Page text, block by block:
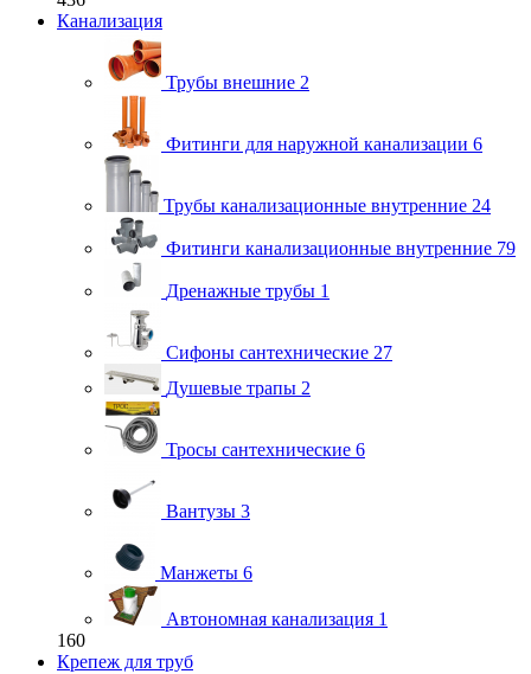
Канализация
Трубы внешние 2
Фитинги для наружной канализации 6
Трубы канализационные внутренние 24
Фитинги канализационные внутренние 79
Дренажные трубы 1
Сифоны сантехнические 27
Душевые трапы 2
Тросы сантехнические 6
Вантузы 3
Манжеты 6
Автономная канализация 1
160
Крепеж для труб